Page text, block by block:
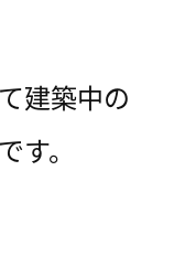
建築中の
す。